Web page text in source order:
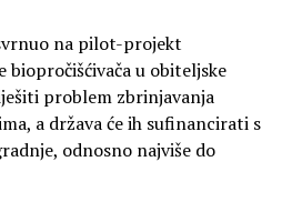
na pilot-projekt
biopročišćivača u obiteljske
problem zbrinjavanja
a država će ih sufinancirati s
odnosno najviše do